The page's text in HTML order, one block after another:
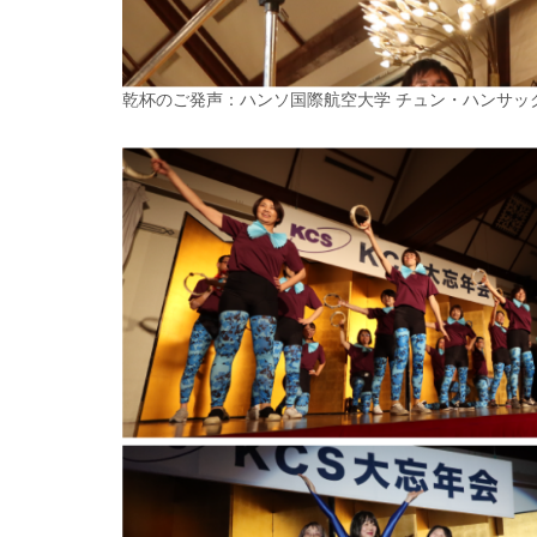
乾杯のご発声：ハンソ国際航空大学 チュン・ハンサッ